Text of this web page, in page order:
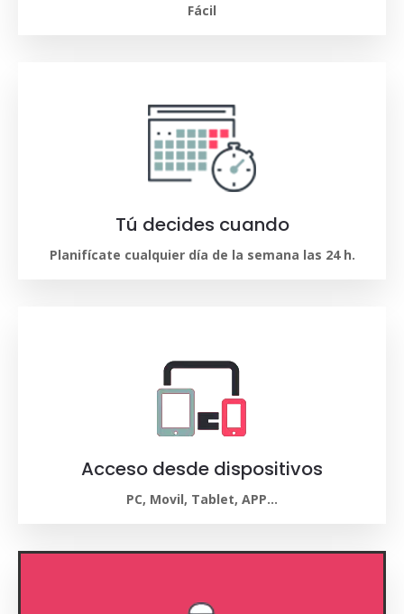
Fácil
Tú decides cuando
Planifícate cualquier día de la semana las 24 h.
Acceso desde dispositivos
PC, Movil, Tablet, APP…